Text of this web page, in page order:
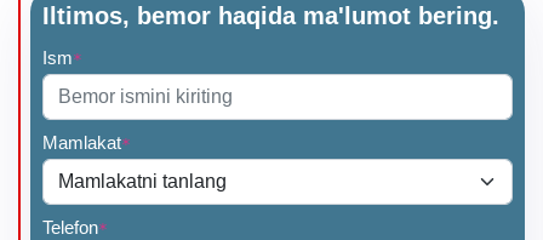
Iltimos, bemor haqida ma'lumot bering.
Ism*
Mamlakat*
Telefon*